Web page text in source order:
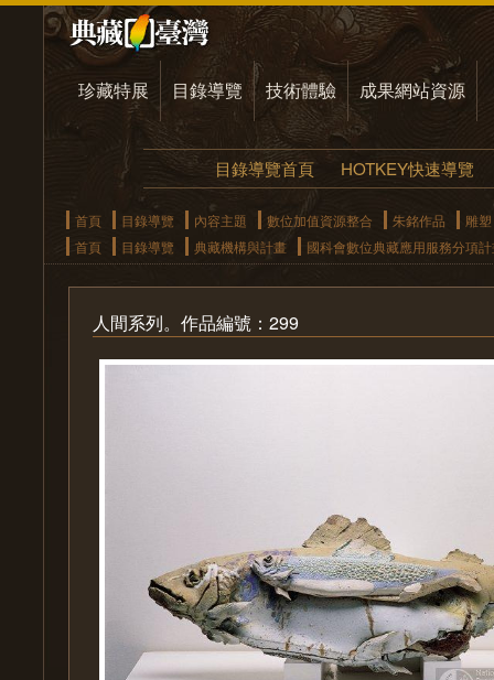
珍藏特展 目錄導覽 技術體驗 成果網站資源
目錄導覽首頁 HOTKEY快速導覽
首頁 目錄導覽 內容主題 數位加值資源整合 朱銘作品
雕塑
首頁
目錄導覽 典藏機構與計畫 國科會數位典藏應用服務分項
人間系列。作品編號：299